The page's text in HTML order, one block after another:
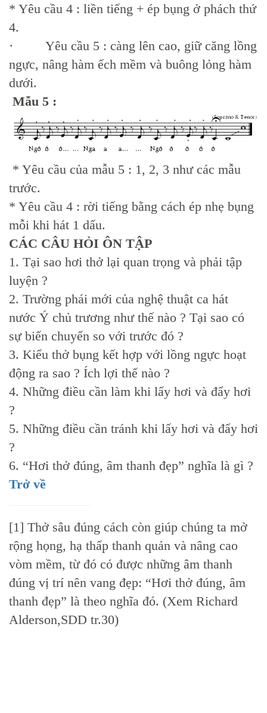
* Yêu cầu 4 : liền tiếng + ép bụng ở phách thứ
4.
· Yêu cầu 5 : càng lên cao, giữ căng lồng
ngực, nâng hàm ếch mềm và buông lỏng hàm
dưới.
Mẫu 5 :
* Yêu cầu của mẫu 5 : 1, 2, 3 như các mẫu
trước.
* Yêu cầu 4 : rời tiếng bằng cách ép nhẹ bụng
mỗi khi hát 1 dấu.
CÁC CÂU HỎI ÔN TẬP
1. Tại sao hơi thở lại quan trọng và phải tập
luyện ?
2. Trường phái mới của nghệ thuật ca hát
nước Ý chủ trương như thế nào ? Tại sao có
sự biến chuyển so với trước đó ?
3. Kiểu thở bụng kết hợp với lồng ngực hoạt
động ra sao ? Ích lợi thế nào ?
4. Những điều cần làm khi lấy hơi và đẩy hơi
?
5. Những điều cần tránh khi lấy hơi và đẩy hơi
?
6. “Hơi thở đúng, âm thanh đẹp” nghĩa là gì ?
Trở về
[1] Thở sâu đúng cách còn giúp chúng ta mở
rộng họng, hạ thấp thanh quản và nâng cao
vòm mềm, từ đó có được những âm thanh
đúng vị trí nên vang đẹp: “Hơi thở đúng, âm
thanh đẹp” là theo nghĩa đó. (Xem Richard
Alderson,SDD tr.30)